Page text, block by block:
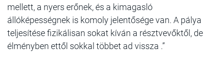
mellett, a nyers erőnek, és a kimagasló
állóképességnek is komoly jelentősége van. A pálya
teljesítése fizikálisan sokat kíván a résztvevőktől, de
élményben ettől sokkal többet ad vissza .”